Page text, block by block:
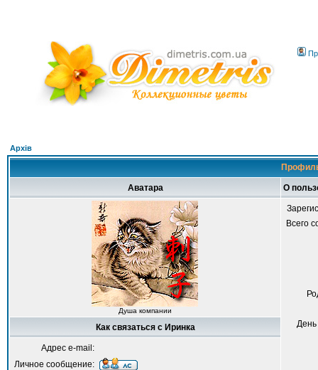
Архів
Аватара О
Душа компании
Всего
Как связаться с Иринка
Адрес e-mail:
Личное сообщение: